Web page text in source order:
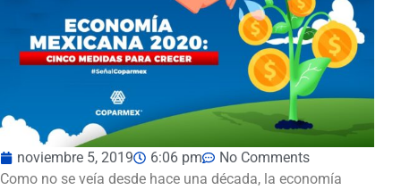
noviembre 5, 2019 6:06 pm
No Comments
Como no se veía desde hace una década, la economía